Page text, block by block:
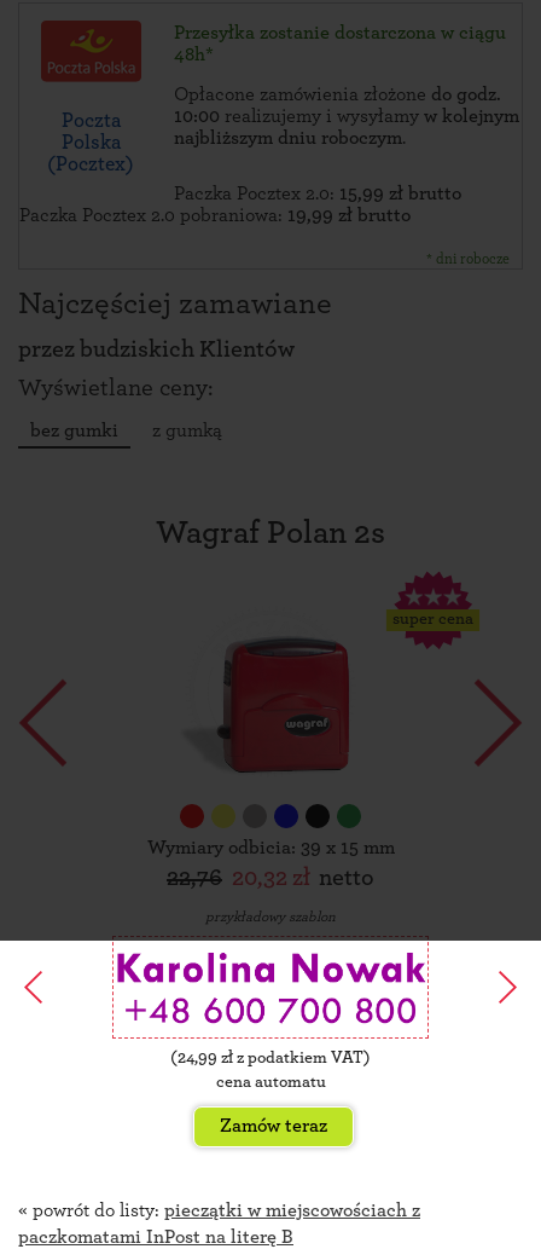
Poczta
Polska
(Pocztex)
Przesyłka zostanie dostarczona w ciągu
48h*
Opłacone zamówienia złożone do godz.
10:00 realizujemy i wysyłamy w kolejnym
najbliższym dniu roboczym.
Paczka Pocztex 2.0: 15,99 zł brutto
Paczka Pocztex 2.0 pobraniowa: 19,99 zł brutto
* dni robocze
Najczęściej zamawiane
przez budziskich Klientów
Wyświetlane ceny:
bez gumki z gumką
Wagraf Polan 2s
super cena
Wymiary odbicia: 39 x 15 mm
22,76 20,32 zł netto
przykładowy szablon
(24,99 zł z podatkiem VAT)
cena automatu
Zamów teraz
« powrót do listy: pieczątki w miejscowościach z
paczkomatami InPost na literę B